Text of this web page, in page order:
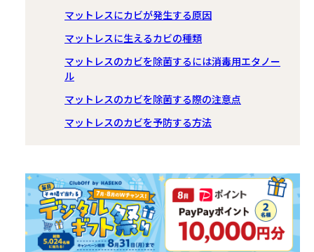
マットレスにカビが発生する原因
マットレスに生えるカビの種類
マットレスのカビを除菌するには消毒用エタノー
ル
マットレスのカビを除菌する際の注意点
マットレスのカビを予防する方法